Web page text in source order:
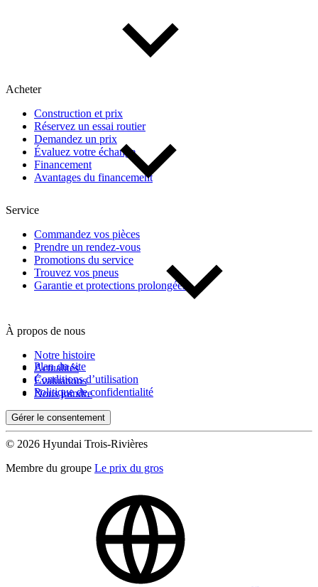
Acheter
Construction et prix
Réservez un essai routier
Demandez un prix
Évaluez votre échange
Financement
Avantages du financement
Service
Commandez vos pièces
Prendre un rendez-vous
Promotions du service
Trouvez vos pneus
Garantie et protections prolongées
À propos de nous
Notre histoire
Actualités
Évaluations
Nous joindre
Plan du site
Conditions d’utilisation
Politique de confidentialité
Gérer le consentement
© 2026 Hyundai Trois-Rivières
Membre du groupe Le prix du gros